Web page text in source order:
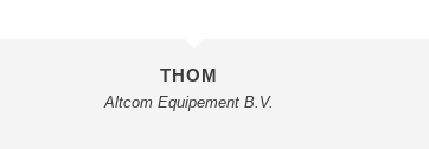
THOM
Altcom Equipement B.V.